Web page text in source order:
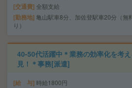
交通費 全額支給
勤務地 亀山駅車8分、加佐登駅車20分（無
り）
40-50代活躍中＊業務の効率化を考
見！＊事務[派遣]
給 与 時給1800円